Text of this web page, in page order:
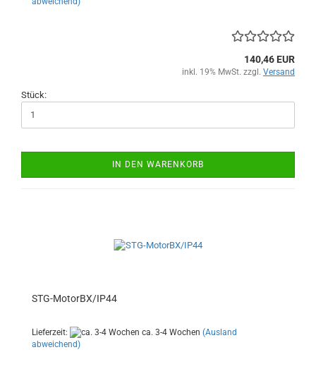
140,46 EUR
inkl. 19% MwSt. zzgl. Versand
Stück:
IN DEN WARENKORB
STG-MotorBX/IP44
Lieferzeit: ca. 3-4 Wochen (Ausland
abweichend)